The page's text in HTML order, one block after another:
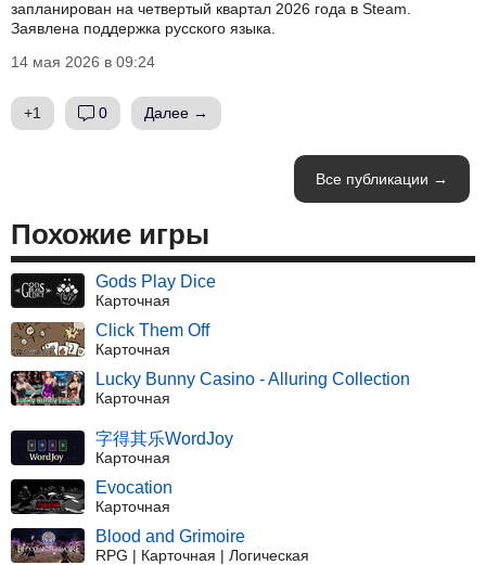
запланирован на четвертый квартал 2026 года в Steam.
Заявлена поддержка русского языка.
14 мая 2026 в 09:24
+1 0 Далее →
Все публикации →
Похожие игры
Gods Play Dice
Карточная
Click Them Off
Карточная
Lucky Bunny Casino - Alluring Collection
Карточная
字得其乐WordJoy
Карточная
Evocation
Карточная
Blood and Grimoire
RPG | Карточная | Логическая